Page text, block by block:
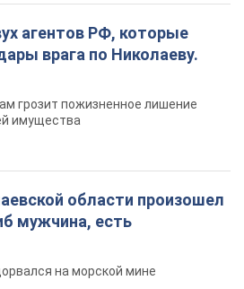
агентов РФ, которые
врага по Николаеву.
грозит пожизненное лишение
имущества
области произошел
мужчина, есть
на морской мине